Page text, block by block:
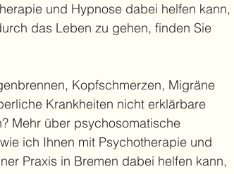
und Hypnose dabei helfen kann,
das Leben zu gehen, finden Sie
Kopfschmerzen, Migräne
Krankheiten nicht erklärbare
Mehr über psychosomatische
ich Ihnen mit Psychotherapie und
Praxis in Bremen dabei helfen kann,